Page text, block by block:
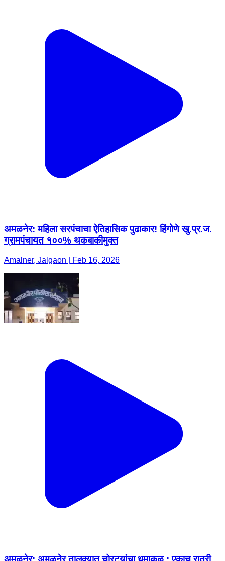
अमळनेर: महिला सरपंचाचा ऐतिहासिक पुढाकार! हिंगोणे खु.प्र.ज.
ग्रामपंचायत १००% थकबाकीमुक्त
Amalner, Jalgaon | Feb 16, 2026